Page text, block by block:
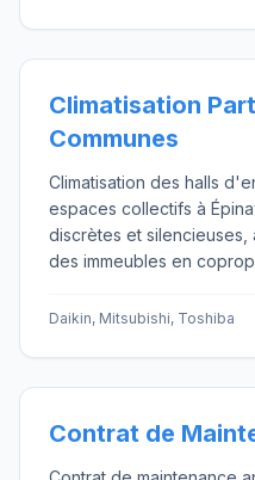
Climatisation
Communes
Climatisation des halls
espaces collectifs à
discrètes et
des immeubles en
Daikin, Mitsubishi, Toshiba
Contrat de